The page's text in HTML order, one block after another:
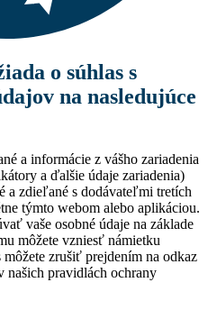
o súhlas s
na nasledujúce
a informácie z vášho zariadenia
a ďalšie údaje zariadenia)
a zdieľané s dodávateľmi tretích
týmto webom alebo aplikáciou.
vaše osobné údaje na základe
môžete vzniesť námietku
zrušiť prejdením na odkaz
našich pravidlách ochrany